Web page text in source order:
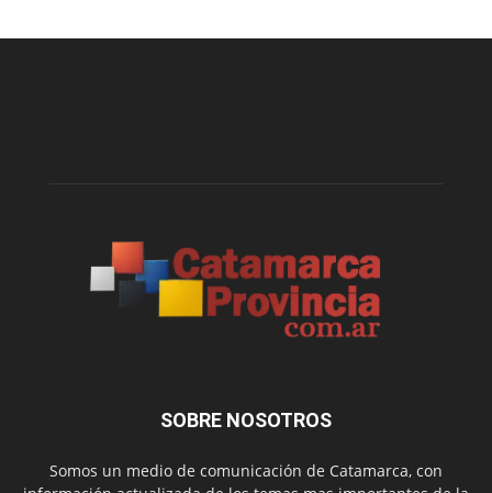
SOBRE NOSOTROS
Somos un medio de comunicación de Catamarca, con